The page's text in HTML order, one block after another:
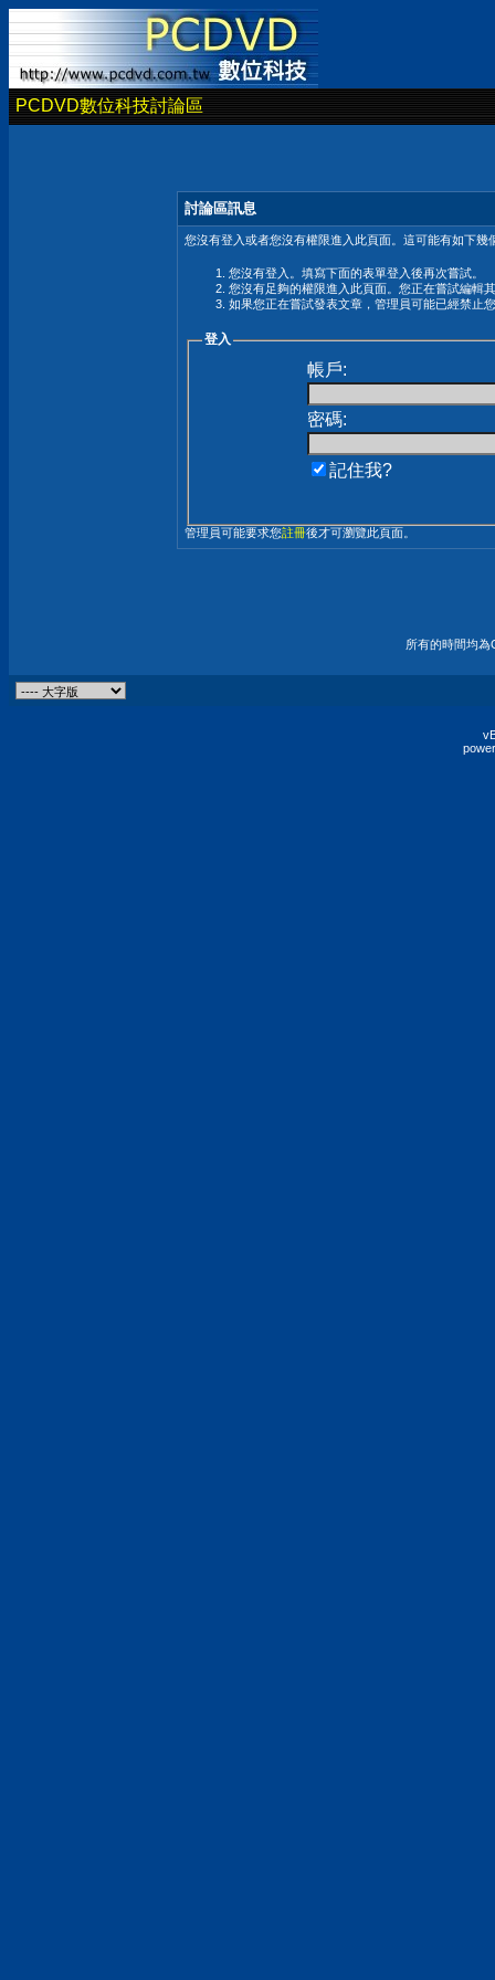
PCDVD數位科技討論區
討論區訊息
您沒有登入或者您沒有權限進入此頁面。這可能有如下幾
您沒有登入。填寫下面的表單登入後再次嘗試。
您沒有足夠的權限進入此頁面。您正在嘗試編輯
如果您正在嘗試發表文章，管理員可能已經禁止
登入
帳戶:
密碼:
記住我?
管理員可能要求您註冊後才可瀏覽此頁面。
所有的時間均為